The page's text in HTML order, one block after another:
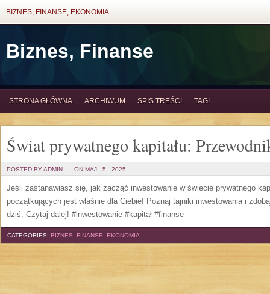
BIZNES, FINANSE, EKONOMIA
Biznes, Finanse
STRONA GŁÓWNA ARCHIWUM SPIS TREŚCI TAGI
Świat prywatnego kapitału:
POSTED BY ADMIN ON MAJ - 5 - 2025
Jeśli zastanawiasz się, jak zacząć inwestowanie w świecie prywatnego
początkujących jest właśnie dla Ciebie! Poznaj tajniki inwestowania i
dziś. Czytaj dalej! #inwestowanie #kapitał #finanse
CATEGORIES: BIZNES, FINANSE, EKONOMIA